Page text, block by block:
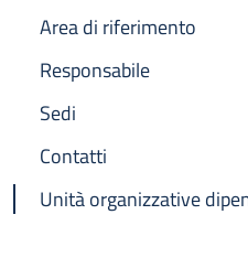
Area di riferimento
Responsabile
Sedi
Contatti
Unità organizzative